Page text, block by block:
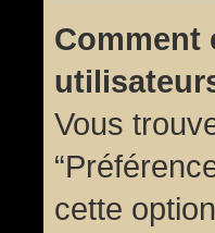
Comment
Vous
cette